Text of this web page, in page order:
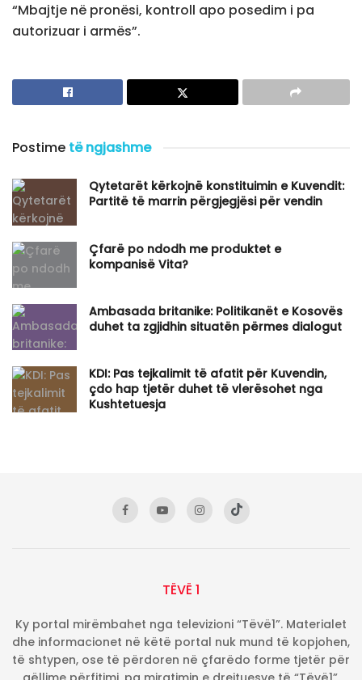
“Mbajtje në pronësi, kontroll apo posedim i pa
autorizuar i armës”.
Postime të ngjashme
Qytetarët kërkojnë konstituimin e Kuvendit:
Partitë të marrin përgjegjësi për vendin
Çfarë po ndodh me produktet e
kompanisë Vita?
Ambasada britanike: Politikanët e Kosovës
duhet ta zgjidhin situatën përmes dialogut
KDI: Pas tejkalimit të afatit për Kuvendin,
çdo hap tjetër duhet të vlerësohet nga
Kushtetuesja
TËVË 1
Ky portal mirëmbahet nga televizioni “Tëvë1”. Materialet
dhe informacionet në këtë portal nuk mund të kopjohen,
të shtypen, ose të përdoren në çfarëdo forme tjetër për